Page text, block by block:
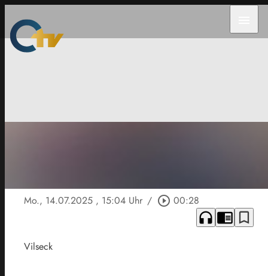
Mo., 14.07.2025 , 15:04 Uhr / play_circle_outline 00:28
headphones chrome_reader_mode bookmark_border
Vilseck